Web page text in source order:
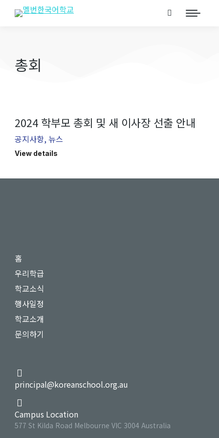
총회
2024 학부모 총회 및 새 이사장 선출 안내
공지사항,뉴스
View details
홈
우리학급
학교소식
행사일정
학교소개
문의하기
principal@koreanschool.org.au
Campus Location
577 St Kilda Road Melbourne VIC 3004 Australia